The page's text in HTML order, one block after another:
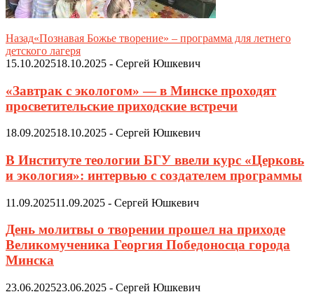
Назад«Познавая Божье творение» – программа для летнего
детского лагеря
15.10.202518.10.2025 - Сергей Юшкевич
«Завтрак с экологом» — в Минске проходят
просветительские приходские встречи
18.09.202518.10.2025 - Сергей Юшкевич
В Институте теологии БГУ ввели курс «Церковь
и экология»: интервью с создателем программы
11.09.202511.09.2025 - Сергей Юшкевич
День молитвы о творении прошел на приходе
Великомученика Георгия Победоносца города
Минска
23.06.202523.06.2025 - Сергей Юшкевич